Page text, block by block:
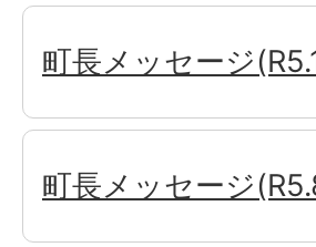
町長メッセージ
町長メッセージ